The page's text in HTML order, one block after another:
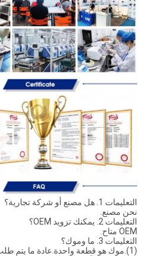
التعليمات 1. هل مصنع أو شركة تجارية؟
نحن مصنع.
التعليمات 2. يمكنك تزويد OEM؟
OEM متاح.
التعليمات 3. ما وموك؟
(1).موك هو قطعة واحدة.عادة ما يتم